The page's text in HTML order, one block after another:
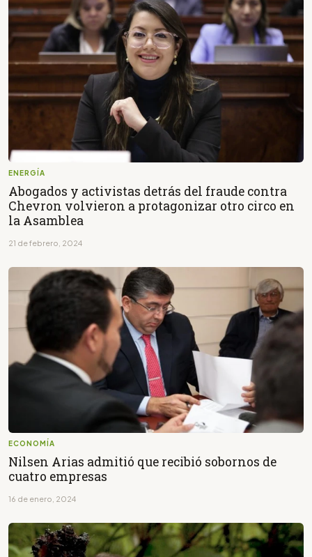
ENERGÍA
Abogados y activistas detrás del fraude contra
Chevron volvieron a protagonizar otro circo en
la Asamblea
21 de febrero, 2024
ECONOMÍA
Nilsen Arias admitió que recibió sobornos de
cuatro empresas
16 de enero, 2024